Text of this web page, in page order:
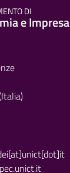
DI
e Impresa